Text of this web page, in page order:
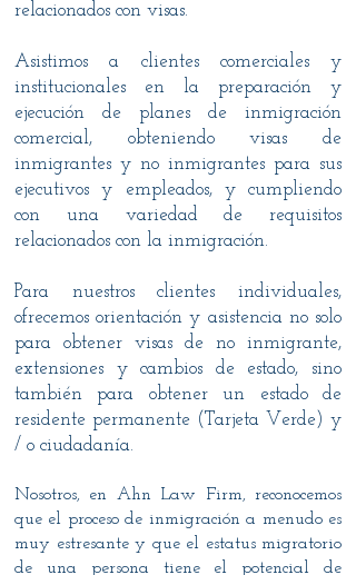
relacionados con visas.
Asistimos a clientes comerciales y
institucionales en la preparación y
ejecución de planes de inmigración
comercial, obteniendo visas de
inmigrantes y no inmigrantes para sus
ejecutivos y empleados, y cumpliendo
con una variedad de requisitos
relacionados con la inmigración.
Para nuestros clientes individuales,
ofrecemos orientación y asistencia no solo
para obtener visas de no inmigrante,
extensiones y cambios de estado, sino
también para obtener un estado de
residente permanente (Tarjeta Verde) y
/ o ciudadanía.
Nosotros, en Ahn Law Firm, reconocemos
que el proceso de inmigración a menudo es
muy estresante y que el estatus migratorio
de una persona tiene el potencial de